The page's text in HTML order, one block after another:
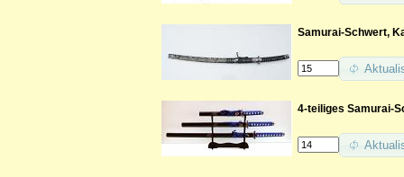
Samurai-Schwert,
4-teiliges Samurai-